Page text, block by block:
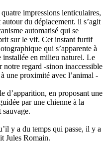
impressions lenticulaires,
du déplacement. il s’agit
automatisé qui se
sur le vif. Cet instant furtif
qui s’apparente à
installée en milieu naturel. Le
notre regard -sinon inaccessible
une proximité avec l’animal -
d’apparition, en proposant une
par une chienne à la
sauvage.
y a du temps qui passe, il y a
Jules Romain.